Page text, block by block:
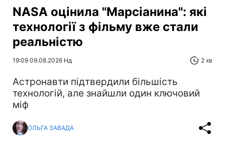
NASA оцінила "Марсіанина": які
технології з фільму вже стали
реальністю
19:09 09.08.2026 Нд 2 хв
Астронавти підтвердили більшість
технологій, але знайшли один ключовий
міф
ОЛЬГА ЗАВАДА